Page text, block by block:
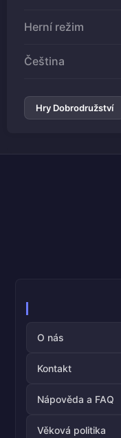
Herní režim
Čeština
Hry Dobrodružství
O nás
Kontakt
Nápověda a FAQ
Věková politika